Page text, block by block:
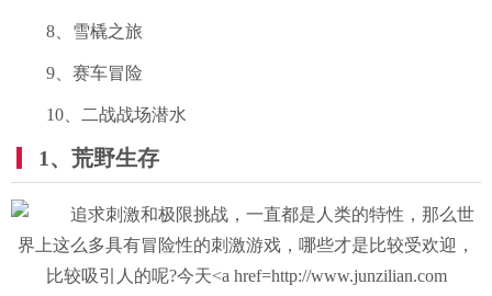
8、雪橇之旅
9、赛车冒险
10、二战战场潜水
1、荒野生存